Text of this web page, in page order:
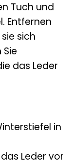
Tuch und
Entfernen
sich
das Leder
in
Leder vor